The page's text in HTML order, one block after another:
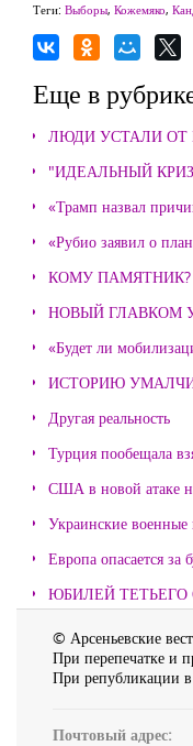
Теги: Выборы, Кожемяко,
Еще в
ЛЮДИ УСТАЛИ ОТ
"ИДЕАЛЬНЫЙ
«Трамп назвал
«Рубио заявил о
КОМУ ПАМЯТНИК?
НОВЫЙ ГЛАВКОМ
«Будет ли
ИСТОРИЮ
Другая реальность
Турция пообещала
США в новой атаке
Украинские военные
Европа опасается
ЮБИЛЕЙ ТЕТЬЕГО
© Арсеньевские
При перепечатке и
При републикации в
Почтовый адрес: